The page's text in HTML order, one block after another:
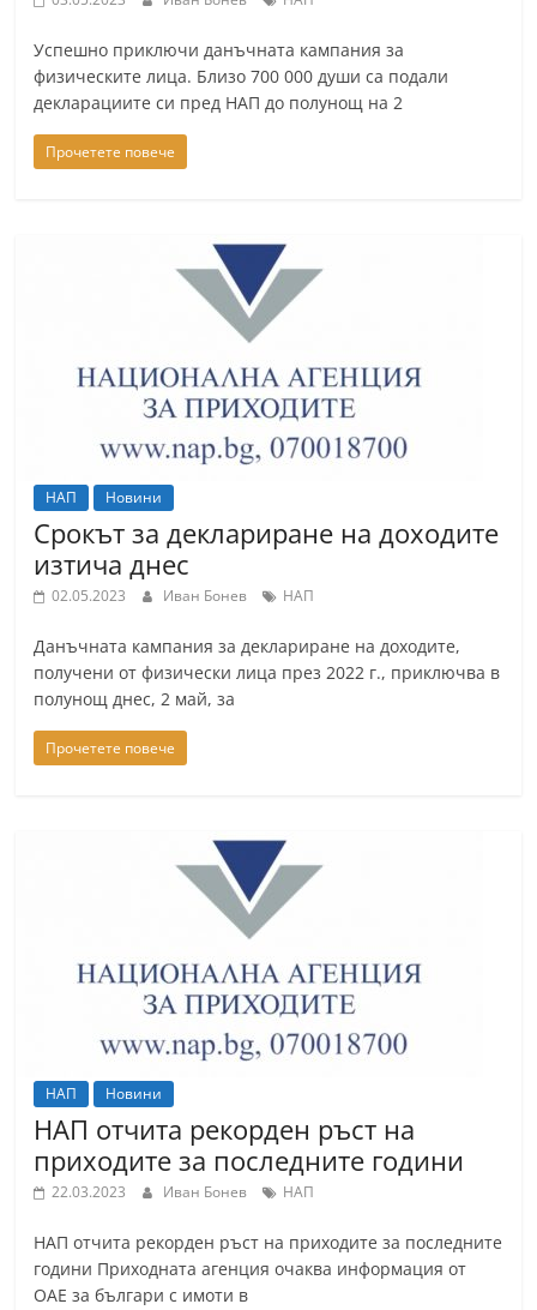
Успешно приключи данъчната кампания за
физическите лица. Близо 700 000 души са подали
декларациите си пред НАП до полунощ на 2
Прочетете повече
НАП Новини
Срокът за деклариране на доходите
изтича днес
02.05.2023 Иван Бонев НАП
Данъчната кампания за деклариране на доходите,
получени от физически лица през 2022 г., приключва в
полунощ днес, 2 май, за
Прочетете повече
НАП Новини
НАП отчита рекорден ръст на
приходите за последните години
22.03.2023 Иван Бонев НАП
НАП отчита рекорден ръст на приходите за последните
години Приходната агенция очаква информация от
ОАЕ за българи с имоти в